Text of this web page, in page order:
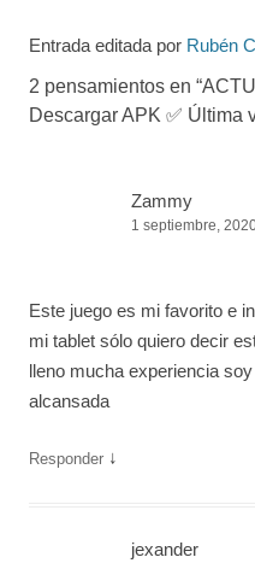
Entrada editada por Rubén
2 pensamientos en “
Descargar APK ✅️ Última
Zammy
1 septiembre,
Este juego es mi favorito e
mi tablet sólo quiero decir
lleno mucha experiencia
alcansada
Responder ↓
jexander